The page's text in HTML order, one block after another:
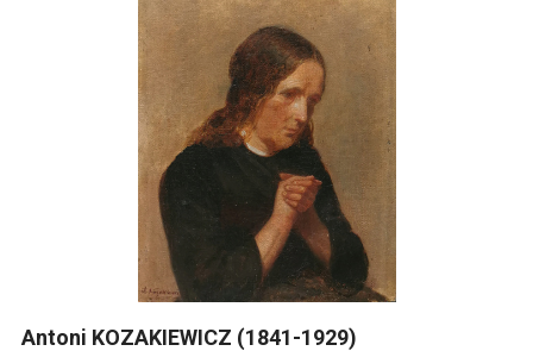
Antoni KOZAKIEWICZ (1841-1929)